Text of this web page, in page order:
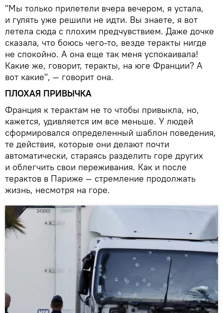
"Мы только прилетели вчера вечером, я устала,
и гулять уже решили не идти. Вы знаете, я вот
летела сюда с плохим предчувствием. Даже дочке
сказала, что боюсь чего-то, везде теракты нигде
не спокойно. А она еще так меня успокаивала!
Какие же, говорит, теракты, на юге Франции? А
вот какие", — говорит она.
ПЛОХАЯ ПРИВЫЧКА
Франция к терактам не то чтобы привыкла, но,
кажется, удивляется им все меньше. У людей
сформировался определенный шаблон поведения,
те действия, которые они делают почти
автоматически, стараясь разделить горе других
и облегчить свои переживания. Как и после
терактов в Париже — стремление продолжать
жизнь, несмотря на горе.